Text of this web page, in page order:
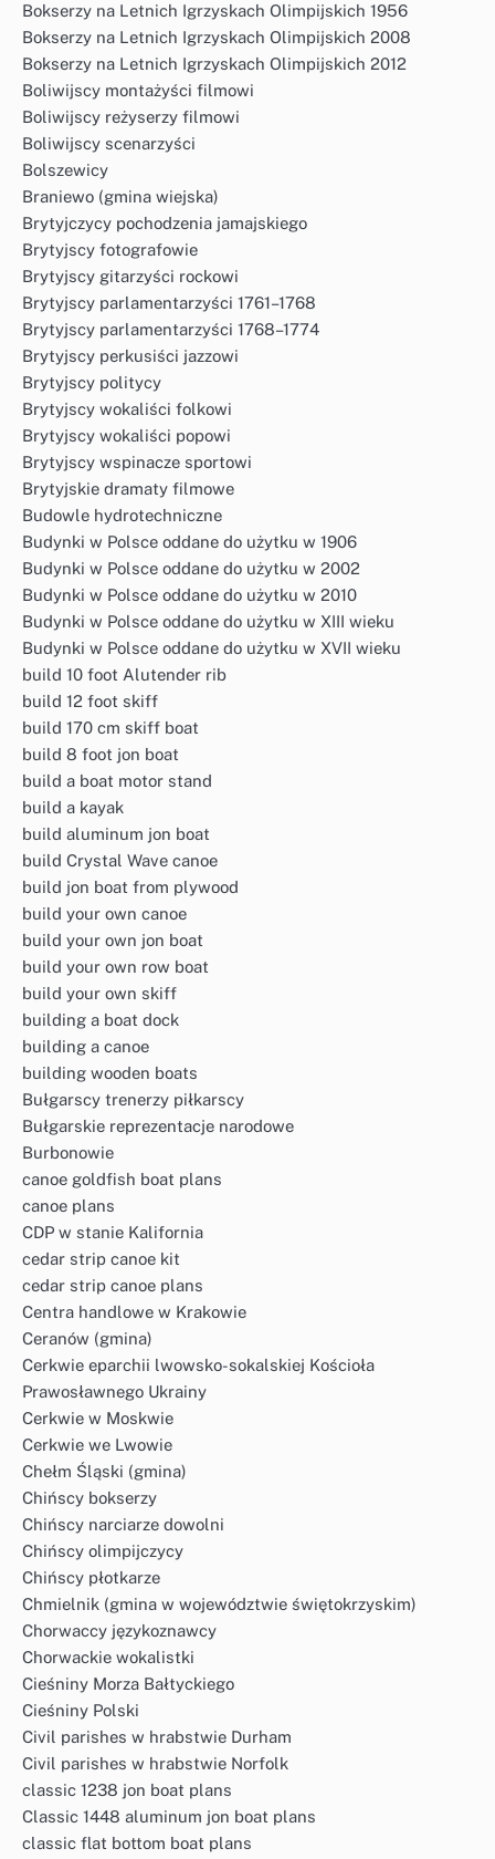
Bokserzy na Letnich Igrzyskach Olimpijskich 1956
Bokserzy na Letnich Igrzyskach Olimpijskich 2008
Bokserzy na Letnich Igrzyskach Olimpijskich 2012
Boliwijscy montażyści filmowi
Boliwijscy reżyserzy filmowi
Boliwijscy scenarzyści
Bolszewicy
Braniewo (gmina wiejska)
Brytyjczycy pochodzenia jamajskiego
Brytyjscy fotografowie
Brytyjscy gitarzyści rockowi
Brytyjscy parlamentarzyści 1761–1768
Brytyjscy parlamentarzyści 1768–1774
Brytyjscy perkusiści jazzowi
Brytyjscy politycy
Brytyjscy wokaliści folkowi
Brytyjscy wokaliści popowi
Brytyjscy wspinacze sportowi
Brytyjskie dramaty filmowe
Budowle hydrotechniczne
Budynki w Polsce oddane do użytku w 1906
Budynki w Polsce oddane do użytku w 2002
Budynki w Polsce oddane do użytku w 2010
Budynki w Polsce oddane do użytku w XIII wieku
Budynki w Polsce oddane do użytku w XVII wieku
build 10 foot Alutender rib
build 12 foot skiff
build 170 cm skiff boat
build 8 foot jon boat
build a boat motor stand
build a kayak
build aluminum jon boat
build Crystal Wave canoe
build jon boat from plywood
build your own canoe
build your own jon boat
build your own row boat
build your own skiff
building a boat dock
building a canoe
building wooden boats
Bułgarscy trenerzy piłkarscy
Bułgarskie reprezentacje narodowe
Burbonowie
canoe goldfish boat plans
canoe plans
CDP w stanie Kalifornia
cedar strip canoe kit
cedar strip canoe plans
Centra handlowe w Krakowie
Ceranów (gmina)
Cerkwie eparchii lwowsko-sokalskiej Kościoła
Prawosławnego Ukrainy
Cerkwie w Moskwie
Cerkwie we Lwowie
Chełm Śląski (gmina)
Chińscy bokserzy
Chińscy narciarze dowolni
Chińscy olimpijczycy
Chińscy płotkarze
Chmielnik (gmina w województwie świętokrzyskim)
Chorwaccy językoznawcy
Chorwackie wokalistki
Cieśniny Morza Bałtyckiego
Cieśniny Polski
Civil parishes w hrabstwie Durham
Civil parishes w hrabstwie Norfolk
classic 1238 jon boat plans
Classic 1448 aluminum jon boat plans
classic flat bottom boat plans